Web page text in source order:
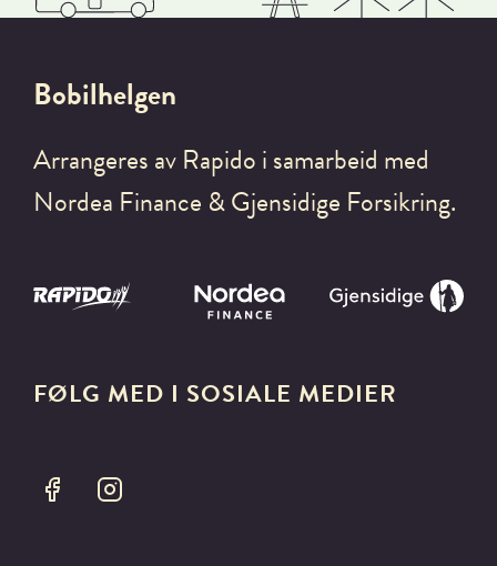
Bobilhelgen
Arrangeres av Rapido i samarbeid med
Nordea Finance & Gjensidige Forsikring.
FØLG MED I SOSIALE MEDIER